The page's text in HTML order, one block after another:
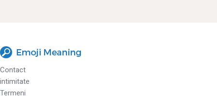
Contact
intimitate
Termeni